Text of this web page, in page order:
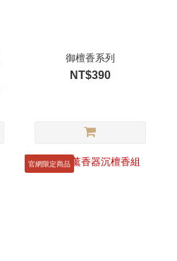
御檀香系列
NT$390
官網限定商品